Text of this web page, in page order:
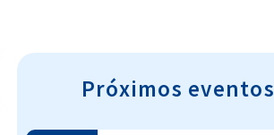
Próximos eventos